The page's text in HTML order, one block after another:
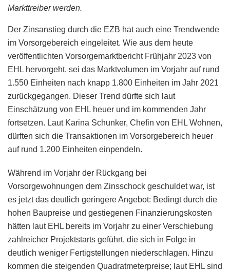
Markttreiber werden.
Der Zinsanstieg durch die EZB hat auch eine Trendwende
im Vorsorgebereich eingeleitet. Wie aus dem heute
veröffentlichten Vorsorgemarktbericht Frühjahr 2023 von
EHL hervorgeht, sei das Marktvolumen im Vorjahr auf rund
1.550 Einheiten nach knapp 1.800 Einheiten im Jahr 2021
zurückgegangen. Dieser Trend dürfte sich laut
Einschätzung von EHL heuer und im kommenden Jahr
fortsetzen. Laut Karina Schunker, Chefin von EHL Wohnen,
dürften sich die Transaktionen im Vorsorgebereich heuer
auf rund 1.200 Einheiten einpendeln.
Während im Vorjahr der Rückgang bei
Vorsorgewohnungen dem Zinsschock geschuldet war, ist
es jetzt das deutlich geringere Angebot: Bedingt durch die
hohen Baupreise und gestiegenen Finanzierungskosten
hätten laut EHL bereits im Vorjahr zu einer Verschiebung
zahlreicher Projektstarts geführt, die sich in Folge in
deutlich weniger Fertigstellungen niederschlagen. Hinzu
kommen die steigenden Quadratmeterpreise; laut EHL sind